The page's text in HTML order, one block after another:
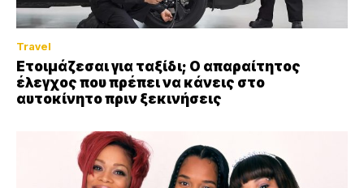
Travel
Ετοιμάζεσαι για ταξίδι; Ο απαραίτητος
έλεγχος που πρέπει να κάνεις στο
αυτοκίνητο πριν ξεκινήσεις